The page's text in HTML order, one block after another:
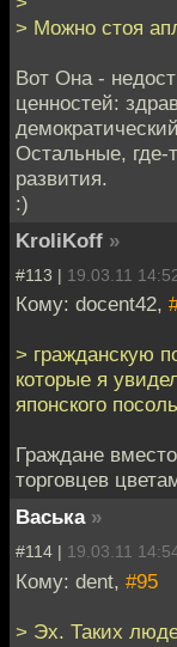
> Можно стоя
Вот Она -
ценностей:
Остальные, где-
развития.
:)
KroliKoff »
#113 | 19.03.11
Кому: docent42,
> гражданскую
которые я
японского
Граждане
торговцев
Васька »
#114 | 19.03.11
Кому: dent, #95
> Эх. Таких